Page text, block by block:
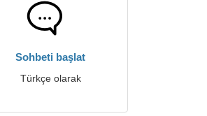
Sohbeti başlat
Türkçe olarak